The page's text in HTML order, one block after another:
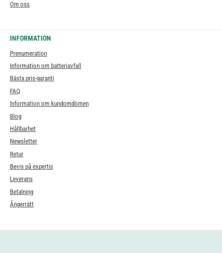
Om oss
INFORMATION
Prenumeration
Information om batteriavfall
Bästa pris-garanti
FAQ
Information om kundomdömen
Blog
Hållbarhet
Newsletter
Retur
Bevis på expertis
Leverans
Betalning
Ångerrätt